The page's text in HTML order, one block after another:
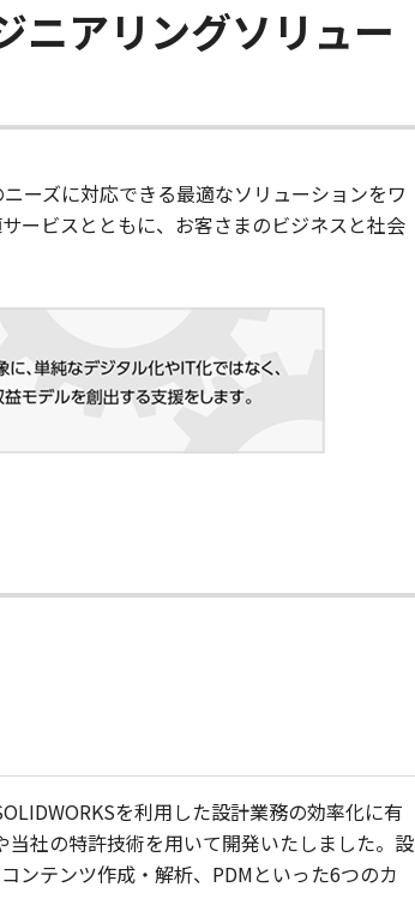
ニアリングソリュー
ーズに対応できる最適なソリューションをワ
ービスとともに、お客さまのビジネスと社会
を利用した設計業務の効率化に有
社の特許技術を用いて開発いたしました。設
ンテンツ作成・解析、PDMといった6つのカ